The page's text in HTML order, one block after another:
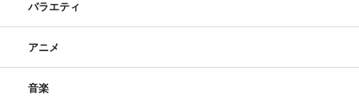
バラエティ
アニメ
音楽